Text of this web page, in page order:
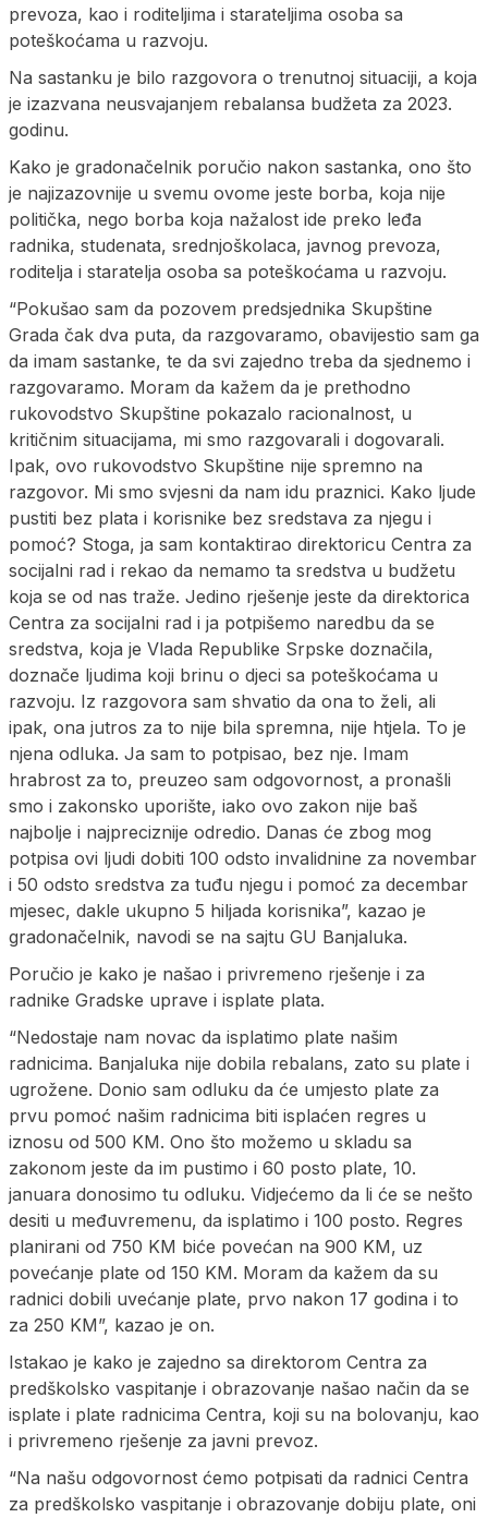
prevoza, kao i roditeljima i starateljima osoba sa
poteškoćama u razvoju.
Na sastanku je bilo razgovora o trenutnoj situaciji, a koja
je izazvana neusvajanjem rebalansa budžeta za 2023.
godinu.
Kako je gradonačelnik poručio nakon sastanka, ono što
je najizazovnije u svemu ovome jeste borba, koja nije
politička, nego borba koja nažalost ide preko leđa
radnika, studenata, srednjoškolaca, javnog prevoza,
roditelja i staratelja osoba sa poteškoćama u razvoju.
“Pokušao sam da pozovem predsjednika Skupštine
Grada čak dva puta, da razgovaramo, obavijestio sam ga
da imam sastanke, te da svi zajedno treba da sjednemo i
razgovaramo. Moram da kažem da je prethodno
rukovodstvo Skupštine pokazalo racionalnost, u
kritičnim situacijama, mi smo razgovarali i dogovarali.
Ipak, ovo rukovodstvo Skupštine nije spremno na
razgovor. Mi smo svjesni da nam idu praznici. Kako ljude
pustiti bez plata i korisnike bez sredstava za njegu i
pomoć? Stoga, ja sam kontaktirao direktoricu Centra za
socijalni rad i rekao da nemamo ta sredstva u budžetu
koja se od nas traže. Jedino rješenje jeste da direktorica
Centra za socijalni rad i ja potpišemo naredbu da se
sredstva, koja je Vlada Republike Srpske doznačila,
doznače ljudima koji brinu o djeci sa poteškoćama u
razvoju. Iz razgovora sam shvatio da ona to želi, ali
ipak, ona jutros za to nije bila spremna, nije htjela. To je
njena odluka. Ja sam to potpisao, bez nje. Imam
hrabrost za to, preuzeo sam odgovornost, a pronašli
smo i zakonsko uporište, iako ovo zakon nije baš
najbolje i najpreciznije odredio. Danas će zbog mog
potpisa ovi ljudi dobiti 100 odsto invalidnine za novembar
i 50 odsto sredstva za tuđu njegu i pomoć za decembar
mjesec, dakle ukupno 5 hiljada korisnika”, kazao je
gradonačelnik, navodi se na sajtu GU Banjaluka.
Poručio je kako je našao i privremeno rješenje i za
radnike Gradske uprave i isplate plata.
“Nedostaje nam novac da isplatimo plate našim
radnicima. Banjaluka nije dobila rebalans, zato su plate i
ugrožene. Donio sam odluku da će umjesto plate za
prvu pomoć našim radnicima biti isplaćen regres u
iznosu od 500 KM. Ono što možemo u skladu sa
zakonom jeste da im pustimo i 60 posto plate, 10.
januara donosimo tu odluku. Vidjećemo da li će se nešto
desiti u međuvremenu, da isplatimo i 100 posto. Regres
planirani od 750 KM biće povećan na 900 KM, uz
povećanje plate od 150 KM. Moram da kažem da su
radnici dobili uvećanje plate, prvo nakon 17 godina i to
za 250 KM”, kazao je on.
Istakao je kako je zajedno sa direktorom Centra za
predškolsko vaspitanje i obrazovanje našao način da se
isplate i plate radnicima Centra, koji su na bolovanju, kao
i privremeno rješenje za javni prevoz.
“Na našu odgovornost ćemo potpisati da radnici Centra
za predškolsko vaspitanje i obrazovanje dobiju plate, oni